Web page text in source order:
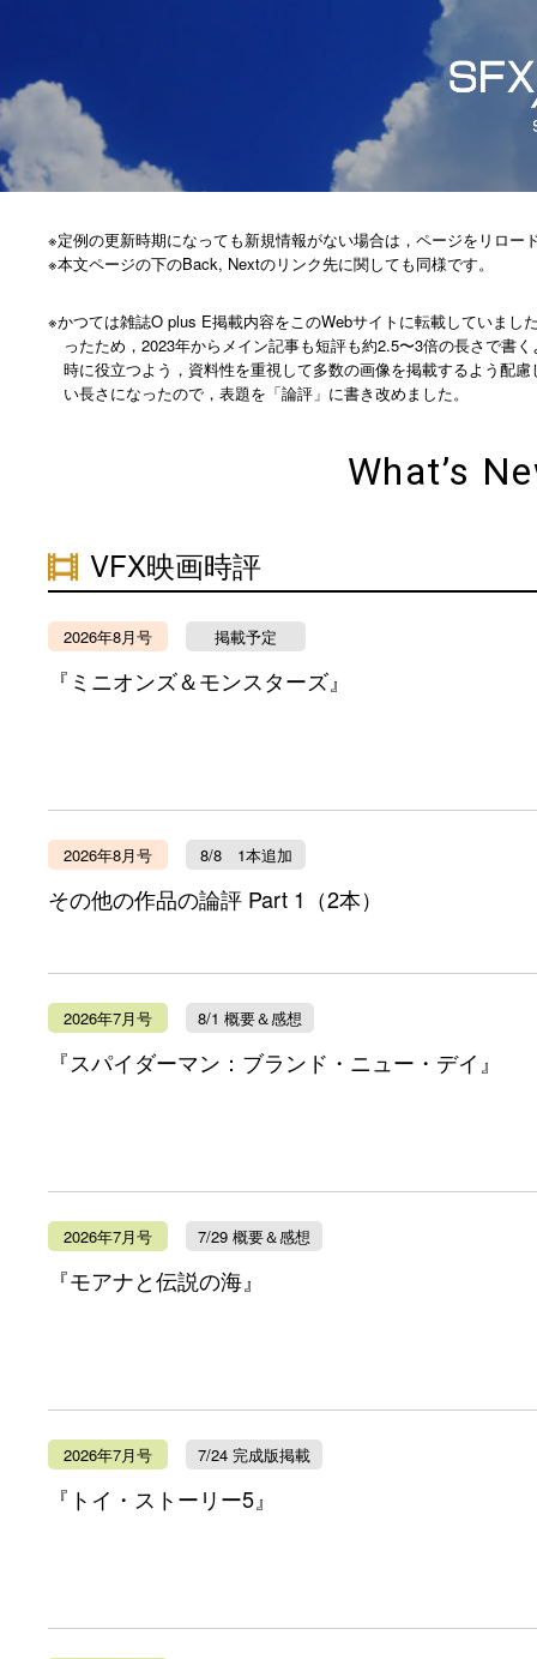
※定例の更新時期になっても新規情報がない場合は，ページをリロー
※本文ページの下のBack, Nextのリンク先に関しても同様です。
※かつては雑誌O plus E掲載内容をこのWebサイトに転載していまし
ったため，2023年からメイン記事も短評も約2.5〜3倍の長さで書
時に役立つよう，資料性を重視して多数の画像を掲載するよう配
い長さになったので，表題を「論評」に書き改めました。
What’s
VFX映画時評
2026年8月号 掲載予定
『ミニオンズ＆モンスターズ』
2026年8月号 8/8 1本追加
その他の作品の論評 Part 1（2本）
2026年7月号 8/1 概要＆感想
『スパイダーマン：ブランド・ニュー・デイ』
2026年7月号 7/29 概要＆感想
『モアナと伝説の海』
2026年7月号 7/24 完成版掲載
『トイ・ストーリー5』